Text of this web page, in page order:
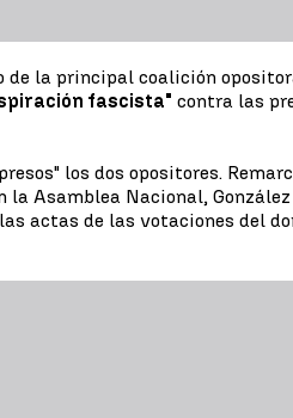
de la principal coalición
fascista" contra las
los dos opositores.
la Asamblea Nacional,
actas de las votaciones del